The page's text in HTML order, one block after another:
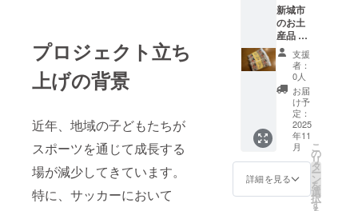
プロジェクト立ち
上げの背景
近年、地域の子どもたちが
スポーツを通じて成長する
場が減少してきています。
特に、サッカーにおいて
菜）
2000〜
2500円
分 11月
から随
時、発
送しま
す 産地:
愛知県
保存方
法:低温
賞味期
限:到着
後1週間
新城市
のお土
産品 鳥
居強右
衛門ポ
ケット
ティッ
シュ
（６個
組×5
セッ
ト） 忠
義の
士、三
河武士
の鑑の
支援
者：
0人
お届
け予
定：
2025
年11
月
詳細を見る
こ
の
リ
タ
ー
ン
を
選
択
す